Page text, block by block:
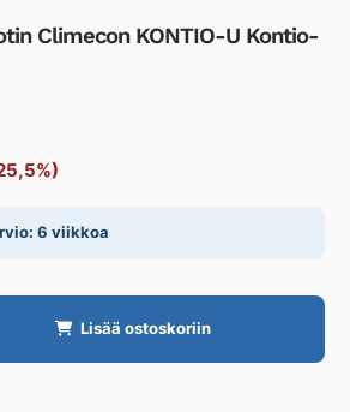
Climecon KONTIO-U Kontio-
6 viikkoa
Lisää ostoskoriin